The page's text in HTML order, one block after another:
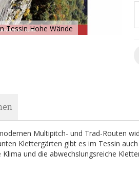
Tessin Hohe Wände
Multipitch- und Trad-Routen
Klettergärten gibt es im Tessin
und die abwechslungsreiche